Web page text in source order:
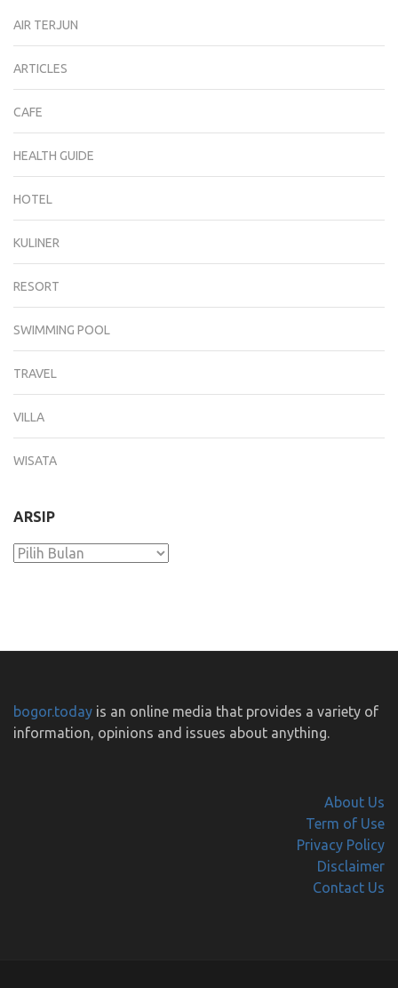
AIR TERJUN
ARTICLES
CAFE
HEALTH GUIDE
HOTEL
KULINER
RESORT
SWIMMING POOL
TRAVEL
VILLA
WISATA
ARSIP
Arsip
bogor.today is an online media that provides a variety of
information, opinions and issues about anything.
About Us
Term of Use
Privacy Policy
Disclaimer
Contact Us